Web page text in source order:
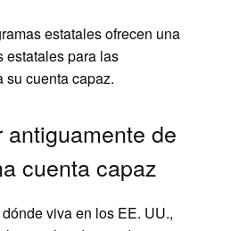
estatales ofrecen una
estatales para las
su cuenta capaz.
de
cuenta capaz
viva en los EE. UU.,